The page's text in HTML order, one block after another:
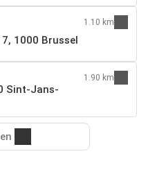
1000 Brussel
1.10 km
Sint-Jans-
1.90 km